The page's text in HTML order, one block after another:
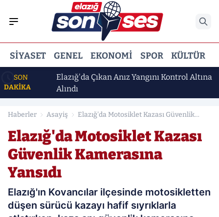
SIYASET GENEL EKONOMI SPOR KÜLTÜR
SON
DAKİKA
Elazığ'da Çıkan Anız Yangını Kontrol Altına
Alındı
Haberler Asayiş
Elazığ'da Motosiklet Kazası Güvenlik
Elazığ'da Motosiklet Kazası
Güvenlik Kamerasına
Yansıdı
Elazığ'ın Kovancılar ilçesinde motosikletten
düşen sürücü kazayı hafif sıyrıklarla